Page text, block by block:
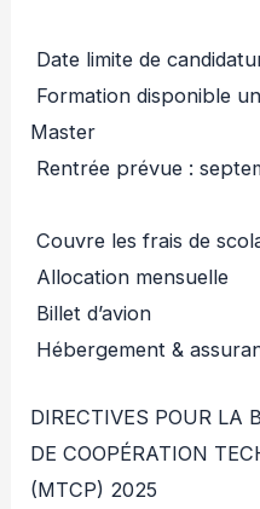
Date limite de
Formation disponible
Master
Rentrée prévue :
Couvre les frais de
Allocation mensuelle
Billet d’avion
Hébergement &
DIRECTIVES POUR LA
DE COOPÉRATION
(MTCP) 2025